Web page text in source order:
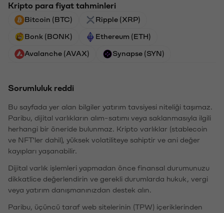
Kripto para fiyat tahminleri
Bitcoin (BTC) Ripple (XRP)
Bonk (BONK) Ethereum (ETH)
Avalanche (AVAX) Synapse (SYN)
Sorumluluk reddi
Bu sayfada yer alan bilgiler yatırım tavsiyesi niteliği taşımaz.
Paribu, dijital varlıkların alım-satımı veya saklanmasıyla ilgili
herhangi bir öneride bulunmaz. Kripto varlıklar (stablecoin
ve NFT'ler dahil), yüksek volatiliteye sahiptir ve ani değer
kayıpları yaşanabilir.
Dijital varlık işlemleri yapmadan önce finansal durumunuzu
dikkatlice değerlendirin ve gerekli durumlarda hukuk, vergi
veya yatırım danışmanınızdan destek alın.
Paribu, üçüncü taraf web sitelerinin (TPW) içeriklerinden